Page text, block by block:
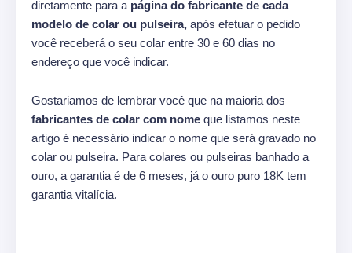
diretamente para a página do fabricante de cada
modelo de colar ou pulseira, após efetuar o pedido
você receberá o seu colar entre 30 e 60 dias no
endereço que você indicar.
Gostariamos de lembrar você que na maioria dos
fabricantes de colar com nome que listamos neste
artigo é necessário indicar o nome que será gravado no
colar ou pulseira. Para colares ou pulseiras banhado a
ouro, a garantia é de 6 meses, já o ouro puro 18K tem
garantia vitalícia.